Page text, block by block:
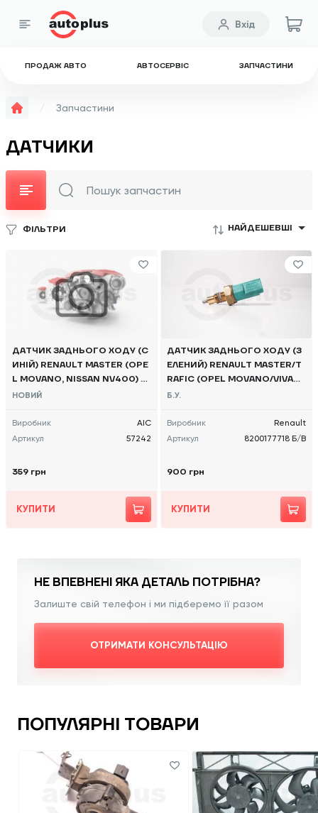
ПРОДАЖ АВТО АВТОСЕРВІС ЗАПЧАСТИНИ
Вхід
Запчастини
ДАТЧИКИ
ФІЛЬТРИ НАЙДЕШЕВШІ
ДАТЧИК ЗАДНЬОГО ХОДУ (С
ИНІЙ) RENAULT MASTER (OPE
L MOVANO, NISSAN NV400) 2
010 - AIC
НОВИЙ
Виробник
AIC
Артикул
57242
359 грн
КУПИТИ
ДАТЧИК ЗАДНЬОГО ХОДУ (З
ЕЛЕНИЙ) RENAULT MASTER/T
RAFIC (OPEL MOVANO/VIVAR
O, NISSAN NV400/NV300) 201
Б.У.
Виробник
Renault
Артикул
8200177718 Б/В
900 грн
КУПИТИ
НЕ ВПЕВНЕНІ ЯКА ДЕТАЛЬ ПОТРІБНА?
Залиште свій телефон і ми підберемо її разом
ОТРИМАТИ КОНСУЛЬТАЦІЮ
ПОПУЛЯРНІ ТОВАРИ